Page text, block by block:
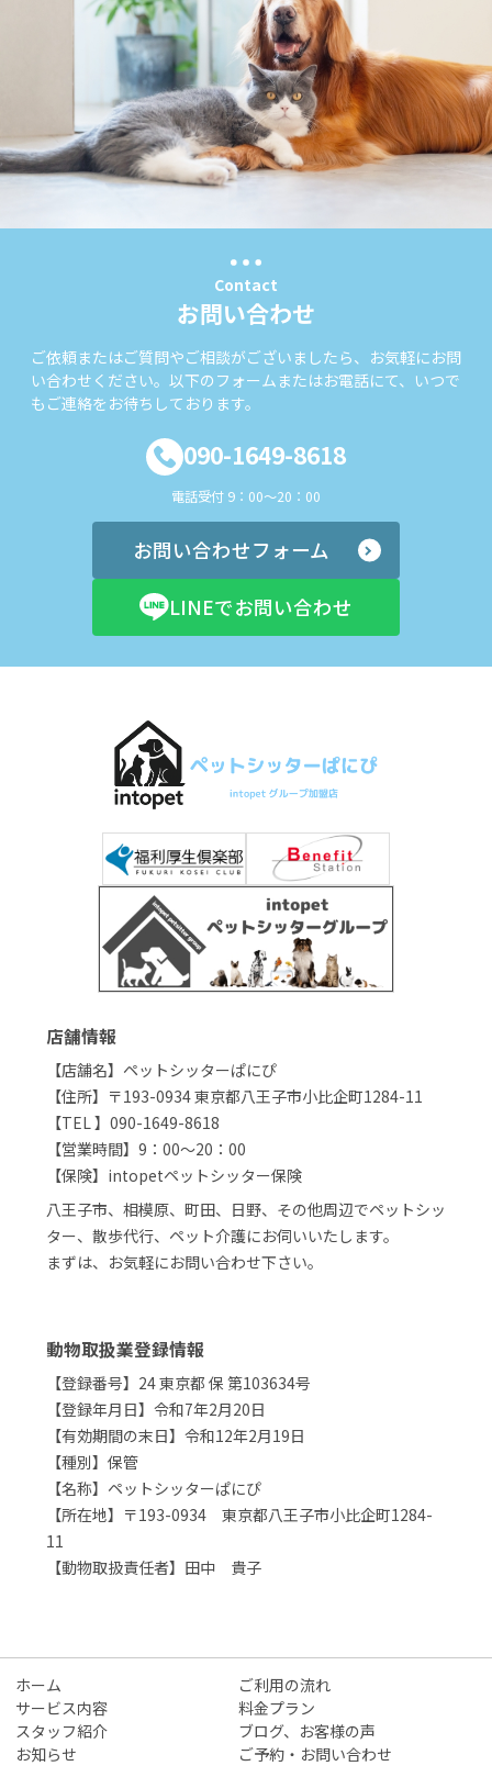
Contact
お問い合わせ
ご依頼またはご質問やご相談がございましたら、お気軽にお問
い合わせください。以下のフォームまたはお電話にて、いつで
もご連絡をお待ちしております。
090-1649-8618
電話受付 9：00～20：00
お問い合わせフォーム
LINEでお問い合わせ
店舗情報
【店舗名】ペットシッターぱにぴ
【住所】〒193-0934 東京都八王子市小比企町1284-11
【TEL 】090-1649-8618
【営業時間】9：00～20：00
【保険】intopetペットシッター保険
八王子市、相模原、町田、日野、その他周辺でペットシッ
ター、散歩代行、ペット介護にお伺いいたします。
まずは、お気軽にお問い合わせ下さい。
動物取扱業登録情報
【登録番号】24 東京都 保 第103634号
【登録年月日】令和7年2月20日
【有効期間の末日】令和12年2月19日
【種別】保管
【名称】ペットシッターぱにぴ
【所在地】〒193-0934 東京都八王子市小比企町1284-
11
【動物取扱責任者】田中 貴子
ホーム
ご利用の流れ
サービス内容
料金プラン
スタッフ紹介
ブログ、お客様の声
お知らせ
ご予約・お問い合わせ